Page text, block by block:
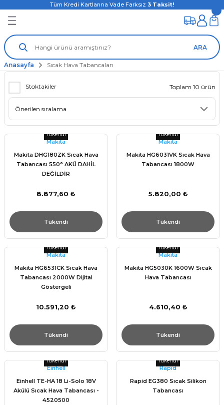
Tüm Kredi Kartlarına Vade Farksız 3 Taksit!
ARA
Anasayfa Sıcak Hava Tabancaları
Stoktakiler Toplam 10 ürün
Tükendi
Makita
Makita DHG180ZK Sıcak Hava
Tabancası 550° AKÜ DAHİL
DEĞİLDİR
8.877,60 ₺
Tükendi
Tükendi
Makita
Makita HG6031VK Sıcak Hava
Tabancası 1800W
5.820,00 ₺
Tükendi
Tükendi
Makita
Makita HG6531CK Sıcak Hava
Tabancası 2000W Dijital
Göstergeli
10.591,20 ₺
Tükendi
Tükendi
Makita
Makita HG5030K 1600W Sıcak
Hava Tabancası
4.610,40 ₺
Tükendi
Tükendi
Einhell
Einhell TE-HA 18 Li-Solo 18V
Akülü Sıcak Hava Tabancası -
4520500
Tükendi
Rapid
Rapid EG380 Sıcak Silikon
Tabancası